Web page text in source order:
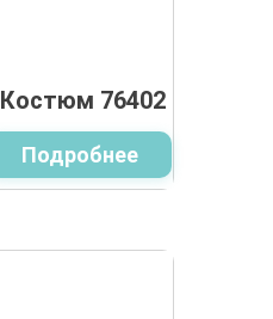
Костюм 76402
Подробнее